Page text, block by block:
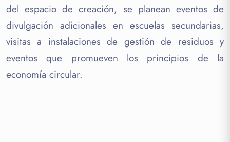
del espacio de creación, se planean eventos de
divulgación adicionales en escuelas secundarias,
visitas a instalaciones de gestión de residuos y
eventos que promueven los principios de la
economía circular.